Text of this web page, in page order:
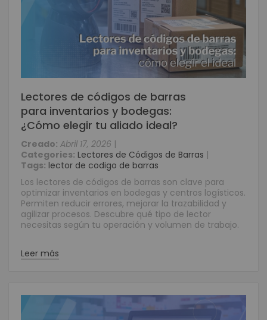
Lectores de códigos de barras
para inventarios y bodegas:
¿Cómo elegir tu aliado ideal?
Creado: Abril 17, 2026 |
Categories: Lectores de Códigos de Barras |
Tags: lector de codigo de barras
Los lectores de códigos de barras son clave para
optimizar inventarios en bodegas y centros logísticos.
Permiten reducir errores, mejorar la trazabilidad y
agilizar procesos. Descubre qué tipo de lector
necesitas según tu operación y volumen de trabajo.
Leer más